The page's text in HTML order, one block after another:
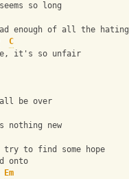
so long
enough of all the hating
C
it's so unfair
be over
nothing new
try to find some hope
onto
Em